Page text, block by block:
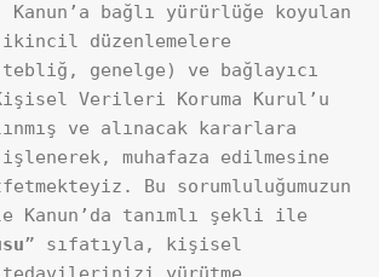
Kanun’a bağlı yürürlüğe koyulan
ikincil düzenlemelere
genelge) ve bağlayıcı
Verileri Koruma Kurul’u
ve alınacak kararlara
muhafaza edilmesine
Bu sorumluluğumuzun
Kanun’da tanımlı şekli ile
” sıfatıyla, kişisel